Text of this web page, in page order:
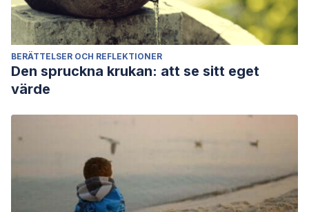
BERÄTTELSER OCH REFLEKTIONER
Den spruckna krukan: att se sitt eget
värde